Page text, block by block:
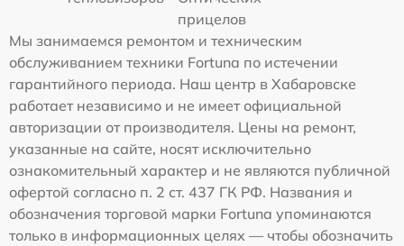
прицелов
Мы занимаемся ремонтом и техническим
обслуживанием техники Fortuna по истечении
гарантийного периода. Наш центр в Хабаровске
работает независимо и не имеет официальной
авторизации от производителя. Цены на ремонт,
указанные на сайте, носят исключительно
ознакомительный характер и не являются публичной
офертой согласно п. 2 ст. 437 ГК РФ. Названия и
обозначения торговой марки Fortuna упоминаются
только в информационных целях — чтобы обозначить